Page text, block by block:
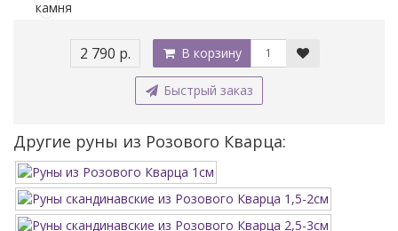
2 790 р. В корзину
Быстрый заказ
Другие руны из Розового Кварца: